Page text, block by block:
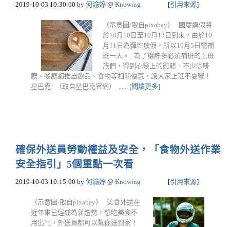
2019-10-03 10:30:00 by 何渝婷 @ Knowing [引用來源]
（示意圖/取自pixabay） 國慶連假將
於10月10日至10月13日到來，由於10
月11日為彈性放假，所以10月5日需補
班一天。 為了讓許多必須補班的上班
族們，得到心靈上的慰藉。不少咖啡
廳、餐廳都推出飲品、食物等相關優惠，讓大家上班不憂鬱！
星巴克 （取自星巴克官網） ...... [閱讀更多]
確保外送員勞動權益及安全，「食物外送作業
安全指引」5個重點一次看
2019-10-03 10:15:00 by 何渝婷 @ Knowing [引用來源]
（示意圖/取自pixabay） 美食外送在
近年來已經成為新趨勢，想吃美食不
用出門，外送員都可以幫你送到家！